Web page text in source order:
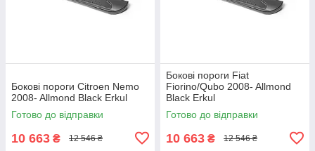
Бокові пороги Citroen Nemo
2008- Allmond Black Erkul
Готово до відправки
10 663 ₴ 12 546 ₴
Бокові пороги Fiat
Fiorino/Qubo 2008- Allmond
Black Erkul
Готово до відправки
10 663 ₴ 12 546 ₴